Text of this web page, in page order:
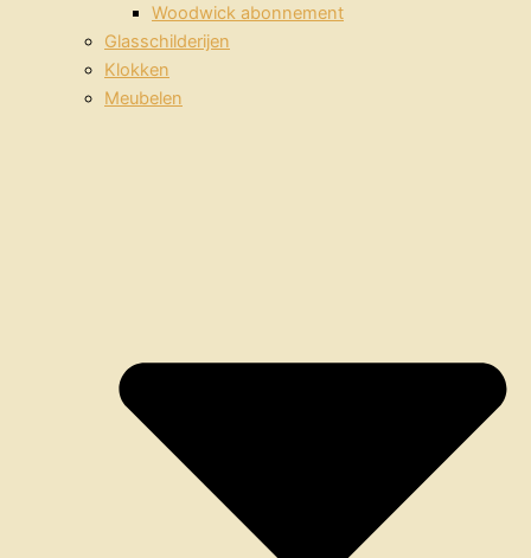
Woodwick abonnement
Glasschilderijen
Klokken
Meubelen